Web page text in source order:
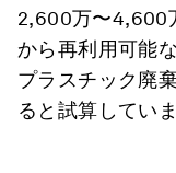
2,600万〜4,600
から再利用可能
プラスチック廃
ると試算していま